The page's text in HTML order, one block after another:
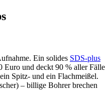
Ein solides SDS-plus
Euro und deckt 90 % aller Fälle
Spitz- und ein Flachmeißel.
– billige Bohrer brechen